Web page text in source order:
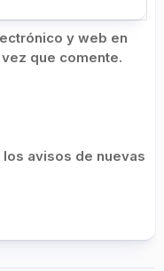
y web en
que comente.
avisos de nuevas